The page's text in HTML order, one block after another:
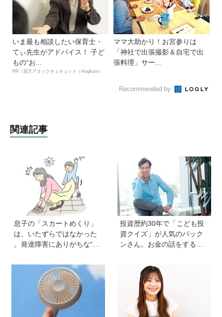
いま最も相談したい保育士・
てぃ先生がアドバイス！ 子ど
もの“お...
PR（花王アタックキュキュット｜Hugkum）
ママ大助かり！お宮参りは
「神社で出張撮影＆⾃宅で出
張料理」サー...
Recommended by
関連記事
息子の「スカートめくり」
は、いたずらではなかった
。発達障害にありがちな“誤
イザーが解説】
投資歴約30年で「こども投
資クイズ」が人気のパック
ンさん。お金の話をするの
どもも正しい節約、投資方
法を知ってほしい